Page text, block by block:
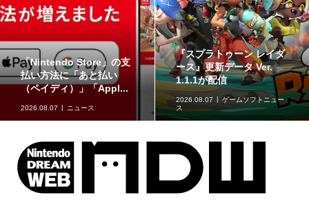
ジュエリースタンドにな
るフィギュア「ジェムリ
ーズ ポケットモンスタ...
2026.08.07 グッズ情報
草タイプのポケモンが集
合！「ポケットモンスタ
ー スイングコレクショ...
2026.08.07 グッズ情報